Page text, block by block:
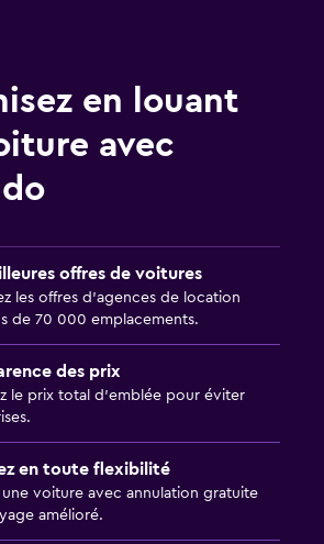
en louant
avec
offres de voitures
les offres d’agences de location
de 70 000 emplacements.
des prix
le prix total d’emblée pour éviter
en toute flexibilité
une voiture avec annulation gratuite
amélioré.